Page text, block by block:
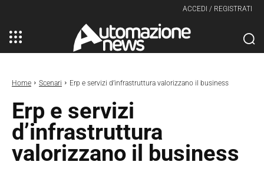
ACCEDI / REGISTRATI
Home Scenari Erp e servizi d’infrastruttura valorizzano il business
Erp e servizi
d’infrastruttura
valorizzano il business